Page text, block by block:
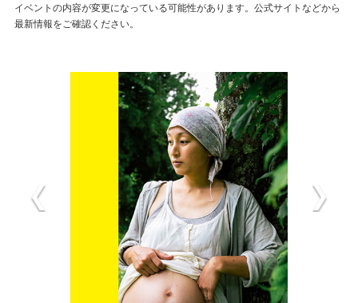
イベントの内容が変更になっている可能性があります。公式サイトなどから
最新情報をご確認ください。